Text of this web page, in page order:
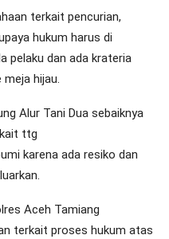
terkait pencurian,
hukum harus di
pelaku dan ada krateria
hijau.
Alur Tani Dua sebaiknya
ttg
karena ada resiko dan
Aceh Tamiang
terkait proses hukum atas